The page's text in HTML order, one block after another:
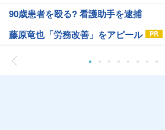
90歳患者を殴る? 看護助手を逮捕
藤原竜也「労務改善」をアピール